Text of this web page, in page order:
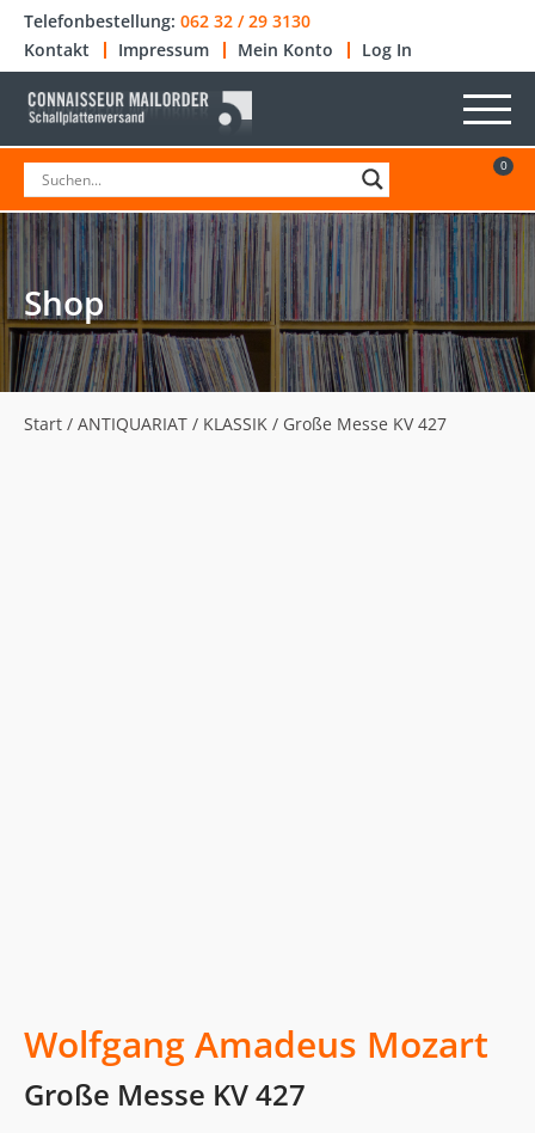
Telefonbestellung: 062 32 / 29 3130
Kontakt
Impressum Mein Konto Log In
0
Shop
Start / ANTIQUARIAT / KLASSIK / Große Messe KV 427
Wolfgang Amadeus Mozart
Große Messe KV 427